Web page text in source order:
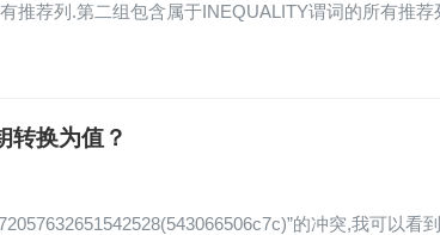
推荐列.第二组包含属于INEQUALITY谓词的所有推荐
换为值？
的冲突,我可以看